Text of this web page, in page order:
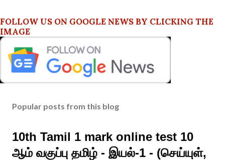
FOLLOW US ON GOOGLE NEWS BY CLICKING THE
IMAGE
Popular posts from this blog
10th Tamil 1 mark online test 10
ஆம் வகுப்பு தமிழ் - இயல்-1 - (செய்யுள்,